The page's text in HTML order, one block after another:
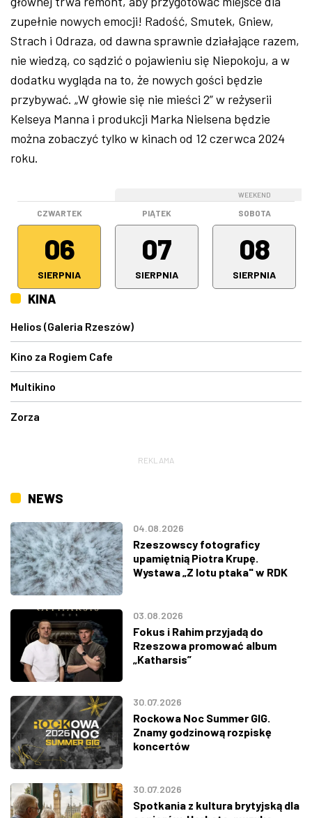
zupełnie nowych emocji! Radość, Smutek, Gniew,
Strach i Odraza, od dawna sprawnie działające razem,
nie wiedzą, co sądzić o pojawieniu się Niepokoju, a w
dodatku wygląda na to, że nowych gości będzie
przybywać. „W głowie się nie mieści 2” w reżyserii
Kelseya Manna i produkcji Marka Nielsena będzie
można zobaczyć tylko w kinach od 12 czerwca 2024
roku.
CZWARTEK
06
SIERPNIA
PIĄTEK
07
SIERPNIA
WEEKEND
SOBOTA
08
SIERPNIA
KINA
Helios (Galeria Rzeszów)
Kino za Rogiem Cafe
Multikino
Zorza
REKLAMA
NEWS
04.08.2026
Rzeszowscy fotograficy
upamiętnią Piotra Krupę.
Wystawa „Z lotu ptaka" w RDK
03.08.2026
Fokus i Rahim przyjadą do
Rzeszowa promować album
„Katharsis”
30.07.2026
Rockowa Noc Summer GIG.
Znamy godzinową rozpiskę
koncertów
30.07.2026
Spotkania z kultura brytyjską dla